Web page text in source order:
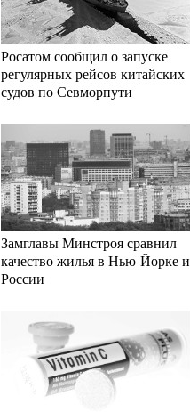
Росатом сообщил о запуске
регулярных рейсов китайских
судов по Севморпути
Замглавы Минстроя сравнил
качество жилья в Нью-Йорке и
России